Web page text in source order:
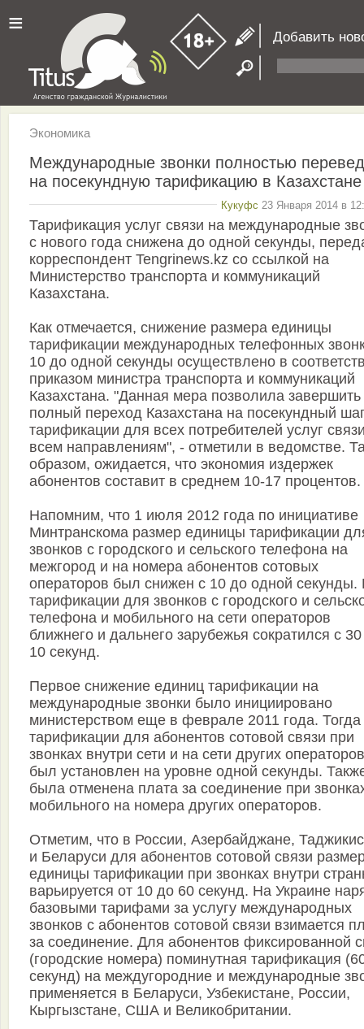
≡ Добавить
Экономика
Международные звонки полностью
на посекундную тарификацию в Казахстане
Кукуфс 23 Января 2014 в
Тарификация услуг связи на международные
с нового года снижена до одной секунды,
корреспондент Tengrinews.kz со ссылкой на
Министерство транспорта и коммуникаций
Казахстана.
Как отмечается, снижение размера единицы
тарификации международных телефонных
10 до одной секунды осуществлено в
приказом министра транспорта и коммуникаций
Казахстана. "Данная мера позволила завершить
полный переход Казахстана на посекундный
тарификации для всех потребителей услуг
всем направлениям", - отметили в ведомстве.
образом, ожидается, что экономия издержек
абонентов составит в среднем 10-17 процентов.
Напомним, что 1 июля 2012 года по инициативе
Минтранскома размер единицы тарификации
звонков с городского и сельского телефона на
межгород и на номера абонентов сотовых
операторов был снижен с 10 до одной секунды.
тарификации для звонков с городского и
телефона и мобильного на сети операторов
ближнего и дальнего зарубежья сократился с
10 секунд.
Первое снижение единиц тарификации на
международные звонки было инициировано
министерством еще в феврале 2011 года.
тарификации для абонентов сотовой связи при
звонках внутри сети и на сети других операторов
был установлен на уровне одной секунды.
была отменена плата за соединение при
мобильного на номера других операторов.
Отметим, что в России, Азербайджане,
и Беларуси для абонентов сотовой связи
единицы тарификации при звонках внутри
варьируется от 10 до 60 секунд. На Украине
базовыми тарифами за услугу международных
звонков с абонентов сотовой связи взимается
за соединение. Для абонентов фиксированной
(городские номера) поминутная тарификация
секунд) на междугородние и международные
применяется в Беларуси, Узбекистане, России,
Кыргызстане, США и Великобритании.